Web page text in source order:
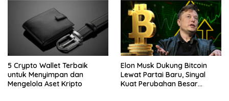
5 Crypto Wallet Terbaik
untuk Menyimpan dan
Mengelola Aset Kripto
Elon Musk Dukung Bitcoin
Lewat Partai Baru, Sinyal
Kuat Perubahan Besar